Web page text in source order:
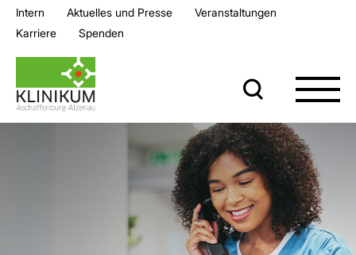
Intern Aktuelles und Presse
Veran­staltungen
Karriere
Spenden